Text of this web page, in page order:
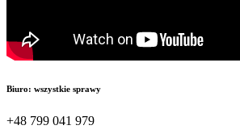
Biuro: wszystkie sprawy
+48 799 041 979